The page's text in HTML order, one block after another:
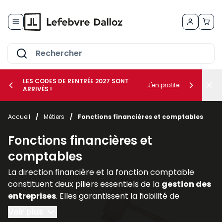
le sous-menu Vos métiers
le sous-menu Vos besoins
LES CODES DE RENTRÉE 2027 SONT
ARRIVÉS !
J'en profite
Accueil / Métiers / Fonctions financières et comptables
Fonctions financières et
comptables
La direction financière et la fonction comptable
constituent deux piliers essentiels de la gestion des
entreprises. Elles garantissent la fiabilité de
l’information financière, assurent la